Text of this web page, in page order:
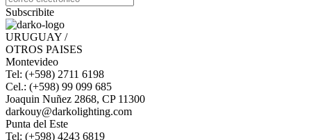
Subscribite
URUGUAY /
OTROS PAISES
Montevideo
Tel: (+598) 2711 6198
Cel.: (+598) 99 099 685
Joaquin Nuñez 2868, CP 11300
darkouy@darkolighting.com
Punta del Este
Tel: (+598) 4243 6819